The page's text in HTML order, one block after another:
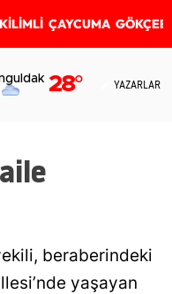
KİLİMLİ ÇAYCUMA
28° YAZARLAR
beraberindeki
yaşayan